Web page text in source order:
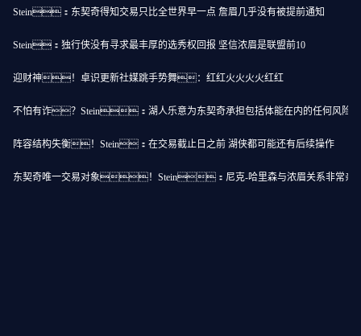
Stein：东契奇得知交易只比全世界早一点 詹眉几乎没有被提前通知
Stein：独行侠没有寻求最丰厚的选秀权回报 坚信浓眉是联盟前10
迎财神！卓识更新社媒跳手势舞：红红火火火火红红
不怕有诈？Stein：湖人乐意为东契奇承担包括体能在内的任何风险
阵容结构失衡！Stein：在交易截止日之前 湖侠都可能还有后续操作
东契奇唯一交易对象！Stein：尼克-哈里森与浓眉关系非常亲